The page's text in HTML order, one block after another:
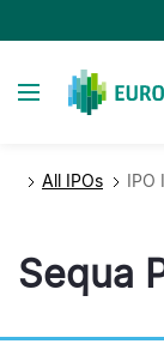
au
principal
Toggle
All IPOs IPO
Sequa